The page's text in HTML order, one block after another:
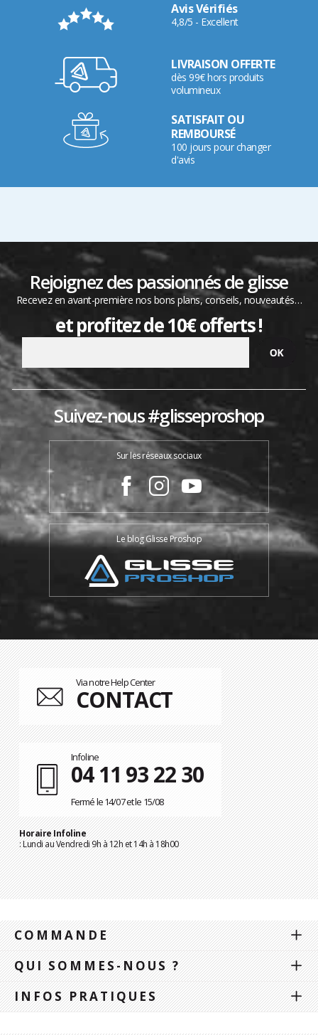
Avis Vérifiés
4,8/5 - Excellent
LIVRAISON OFFERTE
dès 99€ hors produits
volumineux
SATISFAIT OU
REMBOURSÉ
100 jours pour changer
d'avis
Rejoignez des passionnés de glisse
Recevez en avant-première nos bons plans, conseils, nouveautés…
et profitez de 10€ offerts !
Suivez-nous #glisseproshop
Sur les réseaux sociaux
Le blog Glisse Proshop
Via notre Help Center
CONTACT
Infoline
04 11 93 22 30
Fermé le 14/07 et le 15/08
Horaire Infoline
: Lundi au Vendredi 9h à 12h et 14h à 18h00
COMMANDE
QUI SOMMES-NOUS ?
INFOS PRATIQUES